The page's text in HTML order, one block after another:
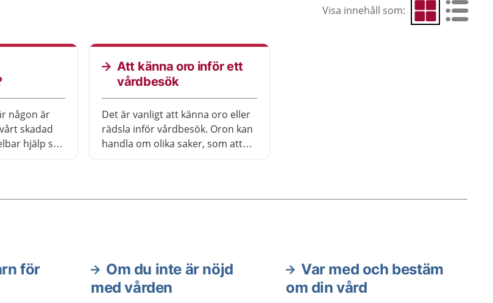
Visa innehåll som: Visa som rutnät
Visa som
någon är
skadad
hjälp ska
Att känna oro inför ett
vårdbesök
Det är vanligt att känna oro eller
rädsla inför vårdbesök. Oron kan
handla om olika saker, som att
under besöket. Kanske har du
för
Om du inte är nöjd
med vården
Var med och bestäm
om din vård